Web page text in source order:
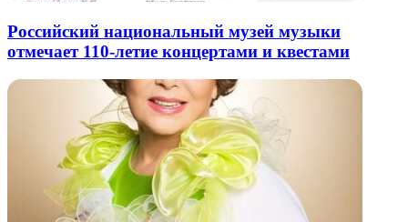
Российский национальный музей музыки
отмечает 110-летие концертами и квестами